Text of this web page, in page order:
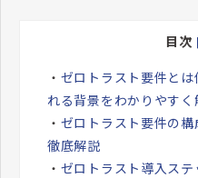
目次
・ ゼロトラスト要件と
れる背景をわかりやすく
・ ゼロトラスト要件の
徹底解説
・ ゼロトラスト導入ス